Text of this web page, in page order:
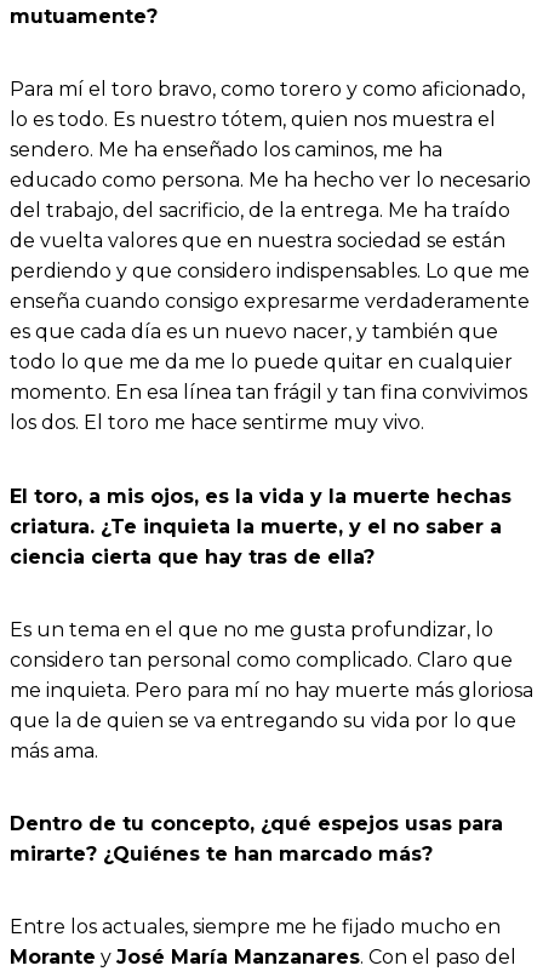
mutuamente?
Para mí el toro bravo, como torero y como aficionado,
lo es todo. Es nuestro tótem, quien nos muestra el
sendero. Me ha enseñado los caminos, me ha
educado como persona. Me ha hecho ver lo necesario
del trabajo, del sacrificio, de la entrega. Me ha traído
de vuelta valores que en nuestra sociedad se están
perdiendo y que considero indispensables. Lo que me
enseña cuando consigo expresarme verdaderamente
es que cada día es un nuevo nacer, y también que
todo lo que me da me lo puede quitar en cualquier
momento. En esa línea tan frágil y tan fina convivimos
los dos. El toro me hace sentirme muy vivo.
El toro, a mis ojos, es la vida y la muerte hechas
criatura. ¿Te inquieta la muerte, y el no saber a
ciencia cierta que hay tras de ella?
Es un tema en el que no me gusta profundizar, lo
considero tan personal como complicado. Claro que
me inquieta. Pero para mí no hay muerte más gloriosa
que la de quien se va entregando su vida por lo que
más ama.
Dentro de tu concepto, ¿qué espejos usas para
mirarte? ¿Quiénes te han marcado más?
Entre los actuales, siempre me he fijado mucho en
Morante y José María Manzanares. Con el paso del